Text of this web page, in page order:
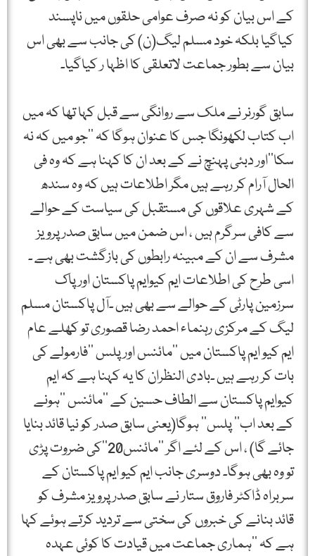
کے اس بیان کو نہ صرف عوامی حلقوں میں ناپسند
کیاگیا بلکہ خود مسلم لیگ(ن) کی جانب سے بھی اس
بیان سے بطور جماعت لاتعلقی کا اظہا ر کیاگیا۔
سابق گورنر نے ملک سے روانگی سے قبل کہا تھا کہ میں
اب کتاب لکھونگا جس کا عنوان ہوگا کہ ’’جو میں کہ نہ
سکا‘‘اور دبئی پہنچ نے کے بعد ان کا کہنا ہے کہ وہ فی
الحال آرام کر رہے ہیں مگر اطلاعات ہیں کہ وہ سندھ
کے شہری علاقوں کی مستقبل کی سیاست کے حوالے
سے کافی سرگرم ہیں ، اس ضمن میں سابق صدر پرویز
مشرف سے ان کے مبینہ رابطوں کی بازگشت بھی ہے ۔
اسی طرح کی اطلاعات ایم کیوایم پاکستان اور پاک
سرزمین پارٹی کے حوالے سے بھی ہیں ۔آل پاکستان مسلم
لیگ کے مرکزی رہنماء احمد رضا قصوری تو کھلے عام
ایم کیو ایم پاکستان میں ’’مائنس اور پلس ‘‘فارمولے کی
بات کر رہے ہیں ۔بادی النظران کا یہ کہنا ہے کہ ایم
کیوایم پاکستان سے الطاف حسین کے ’’مائنس ‘‘ہونے
کے بعد اب’’ پلس‘‘ ہوگا(یعنی سابق صدر کو نیا قائد بنایا
جائے گا) ، اس کے لئے اگر ’’مائنس20‘‘کی ضروت پڑی
تو وہ بھی ہوگا۔ دوسری جانب ایم کیو ایم پاکستان کے
سربراہ ڈاکٹر فاروق ستار نے سابق صدر پرویز مشرف کو
قائد بنانے کی خبروں کی سختی سے تردید کرتے ہوئے کہا
ہے کہ ’’ہماری جماعت میں قیادت کا کوئی عہدہ